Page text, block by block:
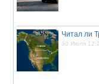
Читал ли
30 Июля